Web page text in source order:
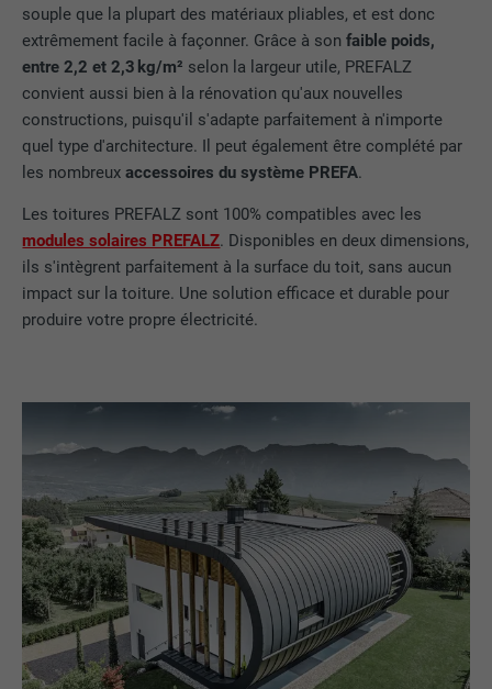
souple que la plupart des matériaux pliables, et est donc
extrêmement facile à façonner. Grâce à sonfaible poids,
entre 2,2 et 2,3 kg/m² selon la largeur utile, PREFALZ
convient aussi bien à la rénovation qu'aux nouvelles
constructions, puisqu'il s'adapte parfaitement à n'importe
quel type d'architecture. Il peut également être complété par
les nombreuxaccessoires du système PREFA.
Les toitures PREFALZ sont 100% compatibles avec les
modules solaires PREFALZ. Disponibles en deux dimensions,
ils s'intègrent parfaitement à la surface du toit, sans aucun
impact sur la toiture. Une solution efficace et durable pour
produire votre propre électricité.